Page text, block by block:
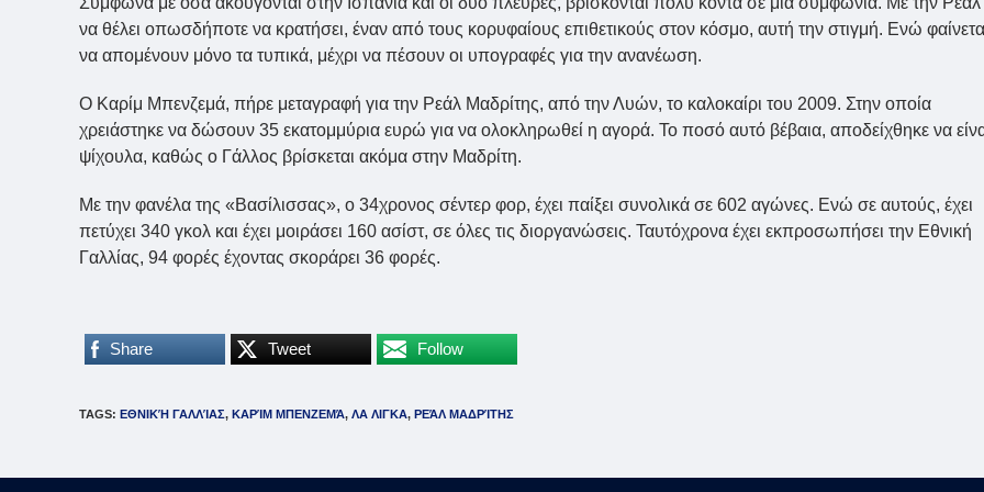
να θέλει οπωσδήποτε να κρατήσει, έναν από τους κορυφαίους επιθετικούς στον κόσμο, αυτή την στιγμή. Ενώ
να απομένουν μόνο τα τυπικά, μέχρι να πέσουν οι υπογραφές για την ανανέωση.
Ο Καρίμ Μπενζεμά, πήρε μεταγραφή για την Ρεάλ Μαδρίτης, από την Λυών, το καλοκαίρι του 2009. Στην οποία
χρειάστηκε να δώσουν 35 εκατομμύρια ευρώ για να ολοκληρωθεί η αγορά. Το ποσό αυτό βέβαια, αποδείχθηκε να
ψίχουλα, καθώς ο Γάλλος βρίσκεται ακόμα στην Μαδρίτη.
Με την φανέλα της «Βασίλισσας», ο 34χρονος σέντερ φορ, έχει παίξει συνολικά σε 602 αγώνες. Ενώ σε αυτούς, έχει
πετύχει 340 γκολ και έχει μοιράσει 160 ασίστ, σε όλες τις διοργανώσεις. Ταυτόχρονα έχει εκπροσωπήσει την Εθνική
Γαλλίας, 94 φορές έχοντας σκοράρει 36 φορές.
Share Tweet Follow
TAGS: ΕΘΝΙΚΉ ΓΑΛΛΊΑΣ, ΚΑΡΊΜ ΜΠΕΝΖΕΜΆ, ΛΑ ΛΙΓΚΑ, ΡΕΆΛ ΜΑΔΡΊΤΗΣ